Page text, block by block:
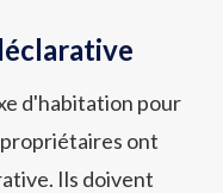
d'habitation pour
ont
Ils doivent